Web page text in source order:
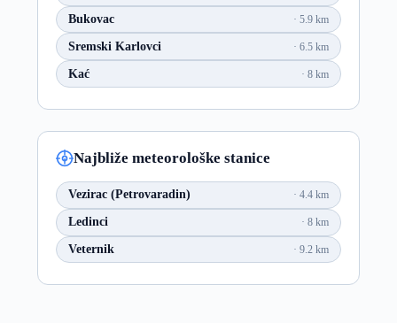
Bukovac 5.9 km
Sremski Karlovci 6.5 km
Kać 8 km
Najbliže meteorološke stanice
Vezirac (Petrovaradin) 4.4 km
Ledinci 8 km
Veternik 9.2 km